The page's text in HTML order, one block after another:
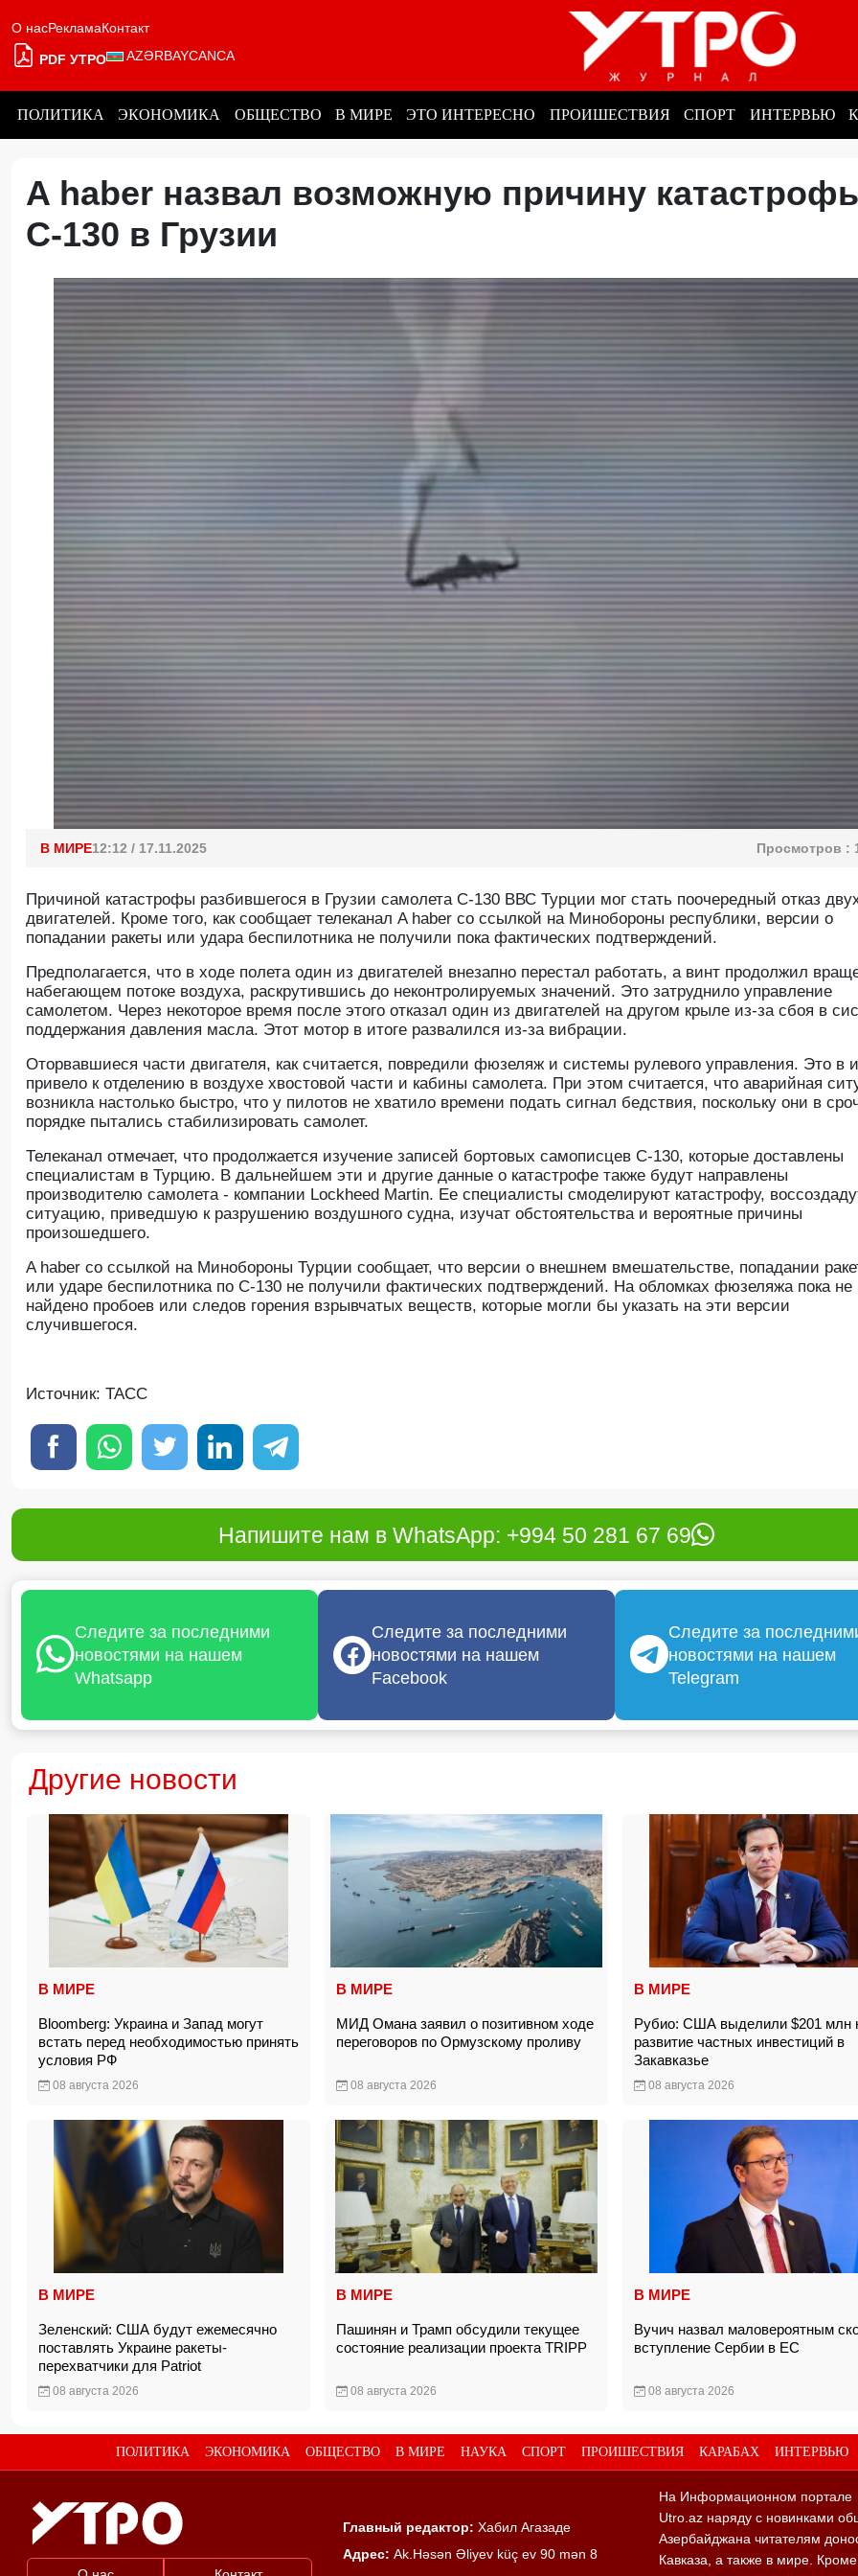
О насРекламаКонтакт
PDF УТРО AZƏRBAYCANCA
ПОЛИТИКА ЭКОНОМИКА ОБЩЕСТВО В МИРЕ ЭТО ИНТЕРЕСНО ПРОИШЕСТВИЯ СПОРТ ИНТЕРВЬЮ
A haber назвал возможную причину
С-130 в Грузии
В МИРЕ12:12 / 17.11.2025 Просмотров :
Причиной катастрофы разбившегося в Грузии самолета С-130 ВВС Турции мог стать поочередный отказ
двигателей. Кроме того, как сообщает телеканал A haber со ссылкой на Минобороны республики, версии о
попадании ракеты или удара беспилотника не получили пока фактических подтверждений.
Предполагается, что в ходе полета один из двигателей внезапно перестал работать, а винт продолжил
набегающем потоке воздуха, раскрутившись до неконтролируемых значений. Это затруднило управление
самолетом. Через некоторое время после этого отказал один из двигателей на другом крыле из-за сбоя в
поддержания давления масла. Этот мотор в итоге развалился из-за вибрации.
Оторвавшиеся части двигателя, как считается, повредили фюзеляж и системы рулевого управления. Это в
привело к отделению в воздухе хвостовой части и кабины самолета. При этом считается, что аварийная
возникла настолько быстро, что у пилотов не хватило времени подать сигнал бедствия, поскольку они в
порядке пытались стабилизировать самолет.
Телеканал отмечает, что продолжается изучение записей бортовых самописцев С-130, которые доставлены
специалистам в Турцию. В дальнейшем эти и другие данные о катастрофе также будут направлены
производителю самолета - компании Lockheed Martin. Ее специалисты смоделируют катастрофу,
ситуацию, приведшую к разрушению воздушного судна, изучат обстоятельства и вероятные причины
произошедшего.
A haber со ссылкой на Минобороны Турции сообщает, что версии о внешнем вмешательстве, попадании
или ударе беспилотника по С-130 не получили фактических подтверждений. На обломках фюзеляжа пока
найдено пробоев или следов горения взрывчатых веществ, которые могли бы указать на эти версии
случившегося.
Источник: ТАСС
Напишите нам в WhatsApp: +994 50 281 67 69
Следите за последними
новостями на нашем
Whatsapp
Следите за последними
новостями на нашем
Facebook
Следите за
новостями на нашем
Telegram
Другие новости
В МИРЕ
Bloomberg: Украина и Запад могут
встать перед необходимостью принять
условия РФ
08 августа 2026
В МИРЕ
МИД Омана заявил о позитивном ходе
переговоров по Ормузскому проливу
08 августа 2026
В МИРЕ
Рубио: США выделили $201 млн
развитие частных инвестиций в
Закавказье
08 августа 2026
В МИРЕ
Зеленский: США будут ежемесячно
поставлять Украине ракеты-
перехватчики для Patriot
08 августа 2026
В МИРЕ
Пашинян и Трамп обсудили текущее
состояние реализации проекта TRIPP
08 августа 2026
В МИРЕ
Вучич назвал маловероятным
вступление Сербии в ЕС
08 августа 2026
ПОЛИТИКА ЭКОНОМИКА ОБЩЕСТВО В МИРЕ НАУКА СПОРТ ПРОИШЕСТВИЯ КАРАБАХ ИНТЕРВЬЮ
Главный редактор: Хабил Агазаде
Адрес: Ak.Həsən Əliyev küç ev 90 mən 8
На Информационном портале
Utro.az наряду с новинками
Азербайджана читателям
Кавказа, а также в мире.